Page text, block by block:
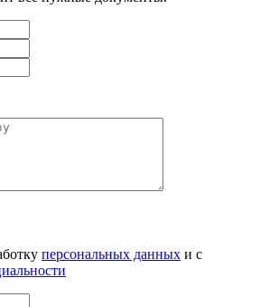
персональных данных и с